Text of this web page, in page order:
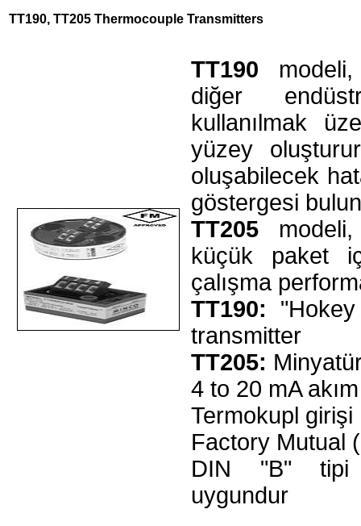
TT190, TT205 Thermocouple Transmitters
TT190
diğer
kullanılmak
yüzey
oluşabilecek
göstergesi
TT205
küçük paket
çalışma
TT190:
transmitter
TT205:
4 to 20 mA
Termokupl girişi
Factory Mutual
DIN "B" tipi
uygundur